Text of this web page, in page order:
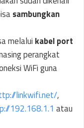
sambungkan
melalui kabel port
perangkat
WiFi guna
linkwifi.net/,
192.168.1.1 atau